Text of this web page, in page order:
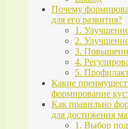
Почему
для его развития?
1.
2.
3.
4.
5.
Какие
формирование
Как правильно
для достижения
1. Выбор